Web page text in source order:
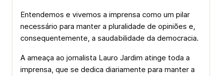
Entendemos e vivemos a imprensa como um pilar
necessário para manter a pluralidade de opiniões e,
consequentemente, a saudabilidade da democracia.
A ameaça ao jornalista Lauro Jardim atinge toda a
imprensa, que se dedica diariamente para manter a